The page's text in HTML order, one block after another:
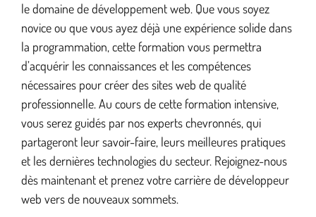
le domaine de développement web. Que vous soyez
novice ou que vous ayez déjà une expérience solide dans
la programmation, cette formation vous permettra
d’acquérir les connaissances et les compétences
nécessaires pour créer des sites web de qualité
professionnelle. Au cours de cette formation intensive,
vous serez guidés par nos experts chevronnés, qui
partageront leur savoir-faire, leurs meilleures pratiques
et les dernières technologies du secteur. Rejoignez-nous
dès maintenant et prenez votre carrière de développeur
web vers de nouveaux sommets.